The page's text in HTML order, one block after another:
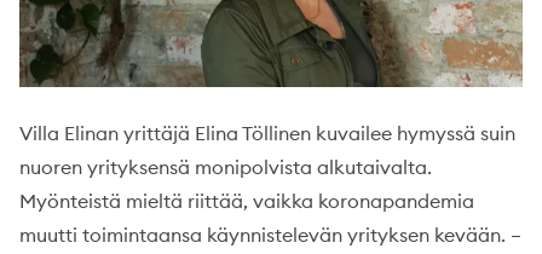
Villa Elinan yrittäjä Elina Töllinen kuvailee hymyssä suin
nuoren yrityksensä monipolvista alkutaivalta.
Myönteistä mieltä riittää, vaikka koronapandemia
muutti toimintaansa käynnistelevän yrityksen kevään. –